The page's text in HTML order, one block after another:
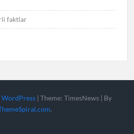
faktlar
| Theme: TimesNews | By
.